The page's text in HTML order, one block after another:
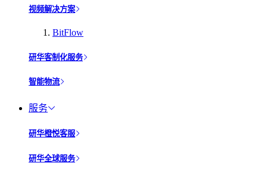
视频解决方案
BitFlow
研华客制化服务
智能物流
服务
研华橙悦客服
研华全球服务